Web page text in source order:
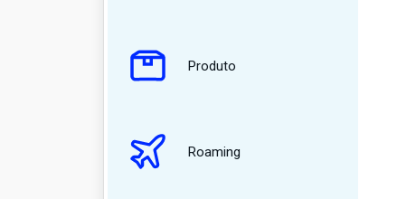
Produto
Roaming